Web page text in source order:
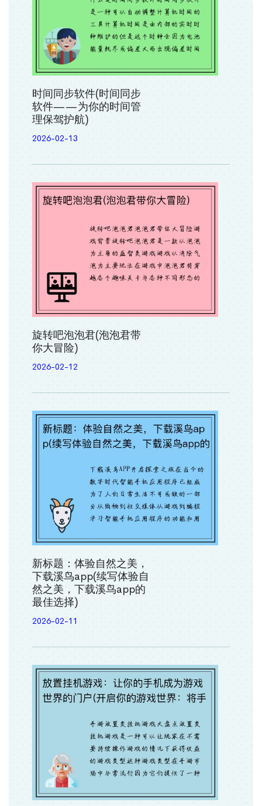
时间同步软件(时间同步
软件——为你的时间管
理保驾护航)
2026-02-13
旋转吧泡泡君(泡泡君带
你大冒险)
2026-02-12
新标题：体验自然之美，
下载溪鸟app(续写体验自
然之美，下载溪鸟app的
最佳选择)
2026-02-11